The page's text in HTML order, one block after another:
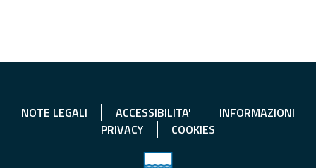
NOTE LEGALI ACCESSIBILITA'
INFORMAZIONI
PRIVACY
COOKIES